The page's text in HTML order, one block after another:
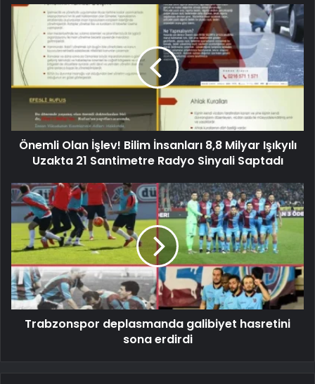
Önemli Olan İşlev! Bilim İnsanları 8,8 Milyar Işıkyılı
Uzakta 21 Santimetre Radyo Sinyali Saptadı
Trabzonspor deplasmanda galibiyet hasretini
sona erdirdi